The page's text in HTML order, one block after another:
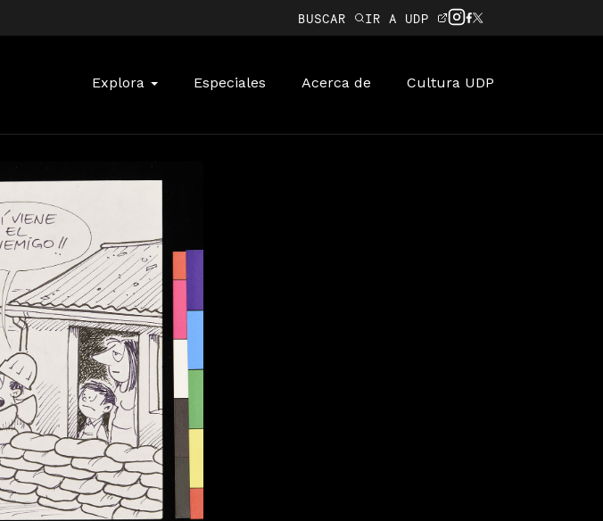
BUSCAR IR A UDP
Explora Especiales Acerca de Cultura UDP